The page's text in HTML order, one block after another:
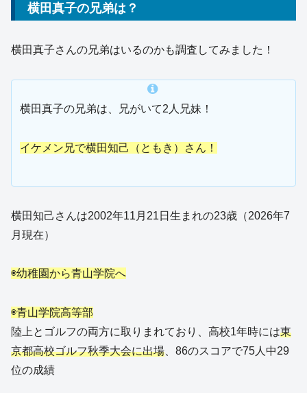
横田真子の兄弟は？
横田真子さんの兄弟はいるのかも調査してみました！
横田真子の兄弟は、兄がいて2人兄妹！
イケメン兄で横田知己（ともき）さん！
横田知己さんは2002年11月21日生まれの23歳（2026年7
月現在）
◉幼稚園から青山学院へ
◉青山学院高等部
陸上とゴルフの両方に取りまれており、高校1年時には東
京都高校ゴルフ秋季大会に出場 、86のスコアで75人中29
位の成績